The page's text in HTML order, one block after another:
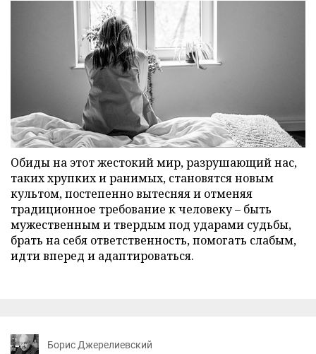
Обиды на этот жестокий мир, разрушающий нас,
таких хрупких и ранимых, становятся новым
культом, постепенно вытесняя и отменяя
традиционное требование к человеку – быть
мужественным и твердым под ударами судьбы,
брать на себя ответственность, помогать слабым,
идти вперед и адаптироваться.
Борис Джерелиевский